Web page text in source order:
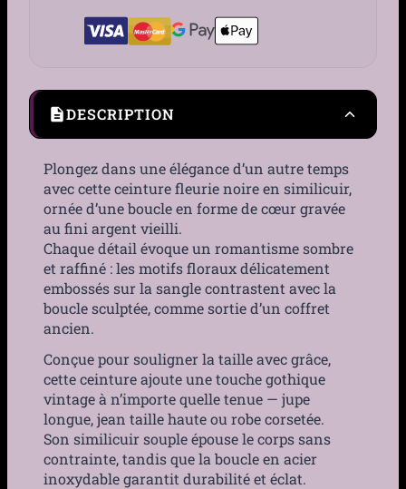
DESCRIPTION
Plongez dans une élégance d’un autre temps
avec cette ceinture fleurie noire en similicuir,
ornée d’une boucle en forme de cœur gravée
au fini argent vieilli.
Chaque détail évoque un romantisme sombre
et raffiné : les motifs floraux délicatement
embossés sur la sangle contrastent avec la
boucle sculptée, comme sortie d’un coffret
ancien.
Conçue pour souligner la taille avec grâce,
cette ceinture ajoute une touche gothique
vintage à n’importe quelle tenue — jupe
longue, jean taille haute ou robe corsetée.
Son similicuir souple épouse le corps sans
contrainte, tandis que la boucle en acier
inoxydable garantit durabilité et éclat.